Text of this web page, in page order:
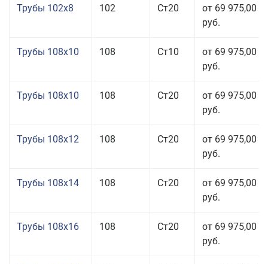
Трубы 102x8 102 Ст20
от 69 975,00
руб.
Трубы 108x10 108 Ст10
от 69 975,00
руб.
Трубы 108x10 108 Ст20
от 69 975,00
руб.
Трубы 108x12 108 Ст20
от 69 975,00
руб.
Трубы 108x14 108 Ст20
от 69 975,00
руб.
Трубы 108x16 108 Ст20
от 69 975,00
руб.